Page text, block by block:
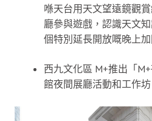
喺天台用天文望遠鏡觀
廳參與遊戲，認識天文
個特別延長開放嘅晚上
西九文化區 M+推出「
館夜間展廳活動和工作坊